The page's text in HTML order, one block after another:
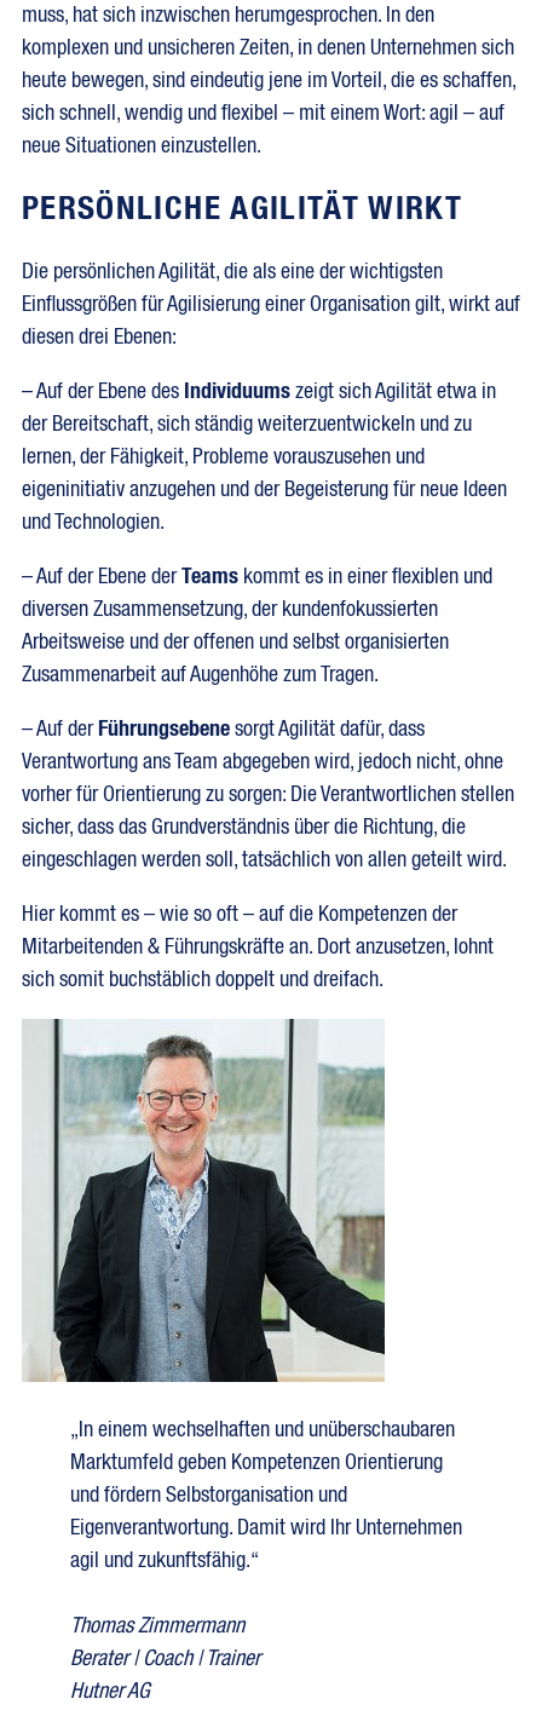
muss, hat sich inzwischen herumgesprochen. In den
komplexen und unsicheren Zeiten, in denen Unternehmen sich
heute bewegen, sind eindeutig jene im Vorteil, die es schaffen,
sich schnell, wendig und flexibel – mit einem Wort: agil – auf
neue Situationen einzustellen.
PERSÖNLICHE AGILITÄT WIRKT
Die persönlichen Agilität, die als eine der wichtigsten
Einflussgrößen für Agilisierung einer Organisation gilt, wirkt auf
diesen drei Ebenen:
– Auf der Ebene des Individuums zeigt sich Agilität etwa in
der Bereitschaft, sich ständig weiterzuentwickeln und zu
lernen, der Fähigkeit, Probleme vorauszusehen und
eigeninitiativ anzugehen und der Begeisterung für neue Ideen
und Technologien.
– Auf der Ebene derTeams kommt es in einer flexiblen und
diversen Zusammensetzung, der kundenfokussierten
Arbeitsweise und der offenen und selbst organisierten
Zusammenarbeit auf Augenhöhe zum Tragen.
– Auf der Führungsebene sorgt Agilität dafür, dass
Verantwortung ans Team abgegeben wird, jedoch nicht, ohne
vorher für Orientierung zu sorgen: Die Verantwortlichen stellen
sicher, dass das Grundverständnis über die Richtung, die
eingeschlagen werden soll, tatsächlich von allen geteilt wird.
Hier kommt es – wie so oft – auf die Kompetenzen der
Mitarbeitenden & Führungskräfte an. Dort anzusetzen, lohnt
sich somit buchstäblich doppelt und dreifach.
„In einem wechselhaften und unüberschaubaren
Marktumfeld geben Kompetenzen Orientierung
und fördern Selbstorganisation und
Eigenverantwortung. Damit wird Ihr Unternehmen
agil und zukunftsfähig.“
Thomas Zimmermann
Berater | Coach | Trainer
Hutner AG